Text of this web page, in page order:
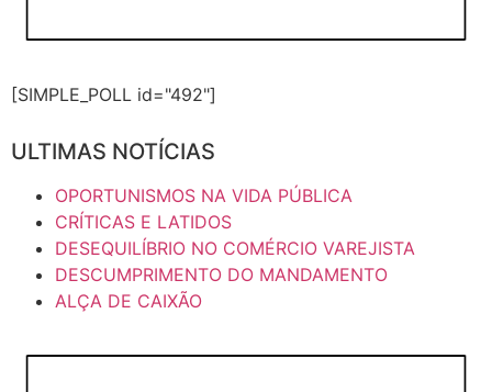
[SIMPLE_POLL id="492"]
ULTIMAS NOTÍCIAS
OPORTUNISMOS NA VIDA PÚBLICA
CRÍTICAS E LATIDOS
DESEQUILÍBRIO NO COMÉRCIO VAREJISTA
DESCUMPRIMENTO DO MANDAMENTO
ALÇA DE CAIXÃO